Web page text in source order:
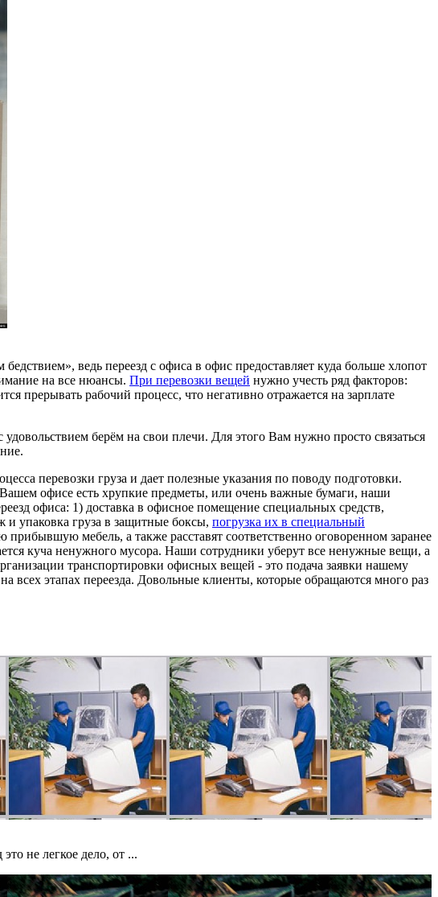
ведь переезд с офиса в офис предоставляет куда больше хлопот
на все нюансы. При перевозки вещей нужно учесть ряд факторов:
прерывать рабочий процесс, что негативно отражается на зарплате
берём на свои плечи. Для этого Вам нужно просто связаться
перевозки груза и дает полезные указания по поводу подготовки.
офисе есть хрупкие предметы, или очень важные бумаги, наши
офиса: 1) доставка в офисное помещение специальных средств,
и упаковка груза в защитные боксы, погрузка их в специальный
мебель, а также расставят соответственно оговоренном заранее
куча ненужного мусора. Наши сотрудники уберут все ненужные вещи, а
транспортировки офисных вещей - это подача заявки нашему
всех этапах переезда. Довольные клиенты, которые обращаются много раз
не легкое дело, от ...